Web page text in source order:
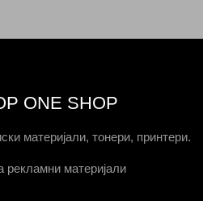
ONE SHOP
материјали, тонери, принтери.
рекламни материјали